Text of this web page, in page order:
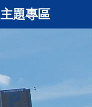
主題專區